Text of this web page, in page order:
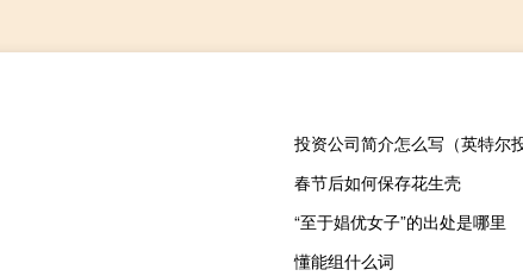
投资公司简介怎么写（英特尔
春节后如何保存花生壳
“至于娼优女子”的出处是哪里
懂能组什么词